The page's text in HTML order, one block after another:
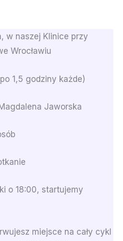
w naszej Klinice przy
Wrocławiu
1,5 godziny każde)
Jaworska
o 18:00, startujemy
miejsce na cały cykl